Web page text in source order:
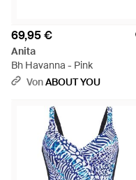
69,95 €
Anita
Bh Havanna - Pink
VonABOUT YOU